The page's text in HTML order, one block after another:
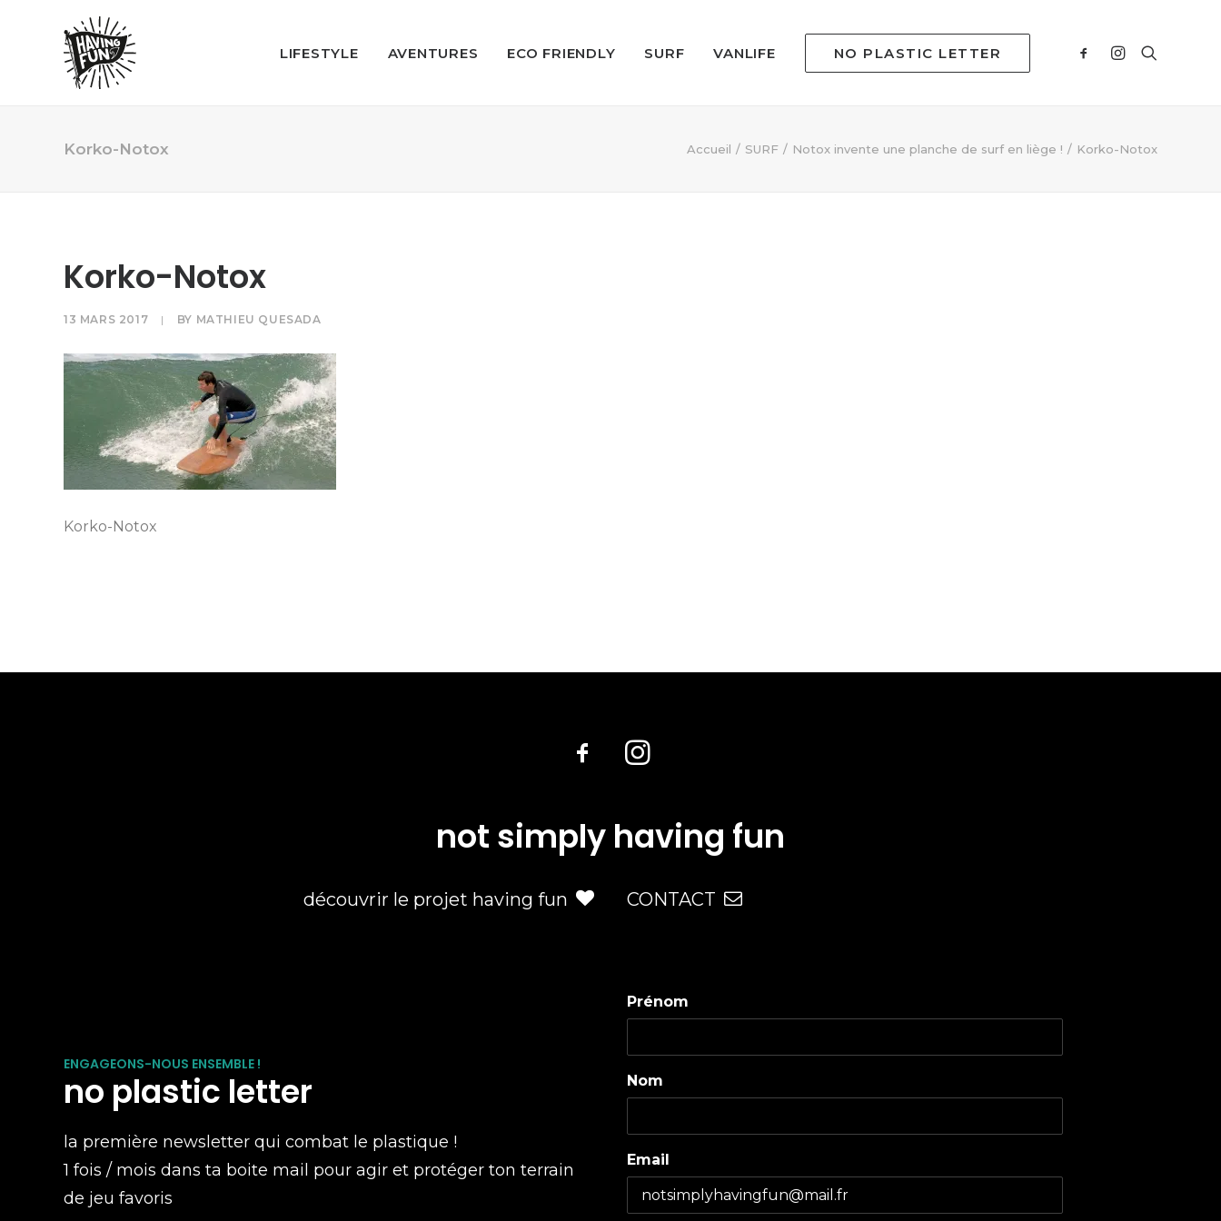
LIFESTYLE AVENTURES ECO FRIENDLY SURF VANLIFE NO PLASTIC LETTER
Korko-Notox Accueil SURF Notox invente une planche de surf en liège ! Korko-Notox
Korko-Notox
13 MARS 2017 | BY MATHIEU QUESADA
Korko-Notox
not simply having fun
découvrir le projet having fun CONTACT
ENGAGEONS-NOUS ENSEMBLE !
no plastic letter
la première newsletter qui combat le plastique !
1 fois / mois dans ta boite mail pour agir et protéger ton terrain
de jeu favoris
Prénom
Nom
Email